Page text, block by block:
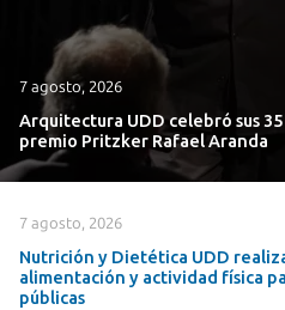
7 agosto, 2026
Arquitectura UDD celebró sus
premio Pritzker Rafael Aranda
7 agosto, 2026
Nutrición y Dietética UDD
alimentación y actividad física
públicas